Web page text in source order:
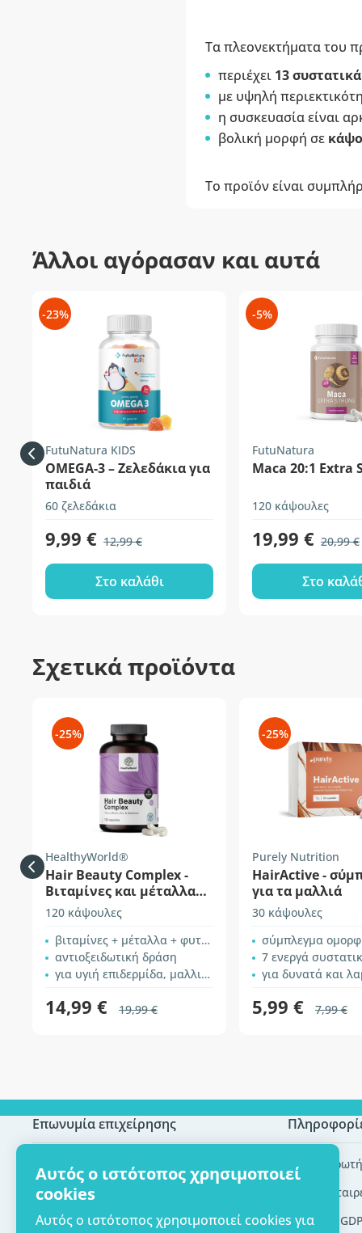
Αυτός ο ιστότοπος χρησιμοποιεί
cookies
Αυτός ο ιστότοπος χρησιμοποιεί cookies για
Τα πλεονεκτήματα του
περιέχει 13 συστατικά
με υψηλή
η συσκευασία είναι
βολική μορφή σε
Το προϊόν είναι
Άλλοι αγόρασαν και αυτά
-23%
FutuNatura KIDS
OMEGA-3 – Ζελεδάκια για
παιδιά
60 ζελεδάκια
9,99 € 12,99 €
Στο καλάθι
-5%
FutuNatura
Maca 20:1 Extra
120 κάψουλες
19,99 € 20,99 €
Στο
Σχετικά προϊόντα
-25%
HealthyWorld®
Hair Beauty Complex -
Βιταμίνες και μέταλλα
για τα μαλλιά
120 κάψουλες
βιταμίνες + μέταλλα + φυτικά εκχυλίσματα
αντιοξειδωτική δράση
για υγιή επιδερμίδα, μαλλιά και νύχια
14,99 € 19,99 €
-25%
Purely Nutrition
HairActive -
για τα μαλλιά
30 κάψουλες
σύμπλεγμα
7 ενεργά
για δυνατά και
5,99 € 7,99 €
Επωνυμία επιχείρησης
Πιστοποίηση ECO
Επικοινωνία
Σχετικά με εμάς
Συχνές
Brands/
Εργαλεία